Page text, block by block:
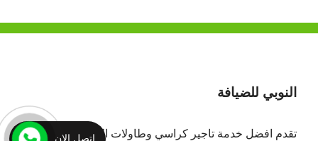
النوبي للضيافة
تقدم افضل خدمة تاجير كراسي وطاولات الكويت
لجميع
اتصل الان